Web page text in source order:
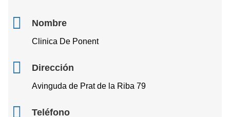
Nombre
Clinica De Ponent
Dirección
Avinguda de Prat de la Riba 79
Teléfono